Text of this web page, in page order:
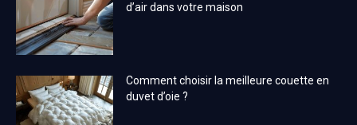
d’air dans votre maison
Comment choisir la meilleure couette en
duvet d’oie ?